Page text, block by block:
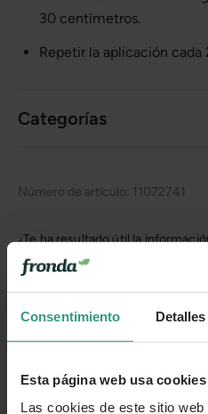
Consentimiento Detalles
Esta página web usa cookies
Las cookies de este sitio
30 centímetros.
Repetir la aplicación cada
Categorías
Número de artículo: 11072741
¿Te ha resultado útil la